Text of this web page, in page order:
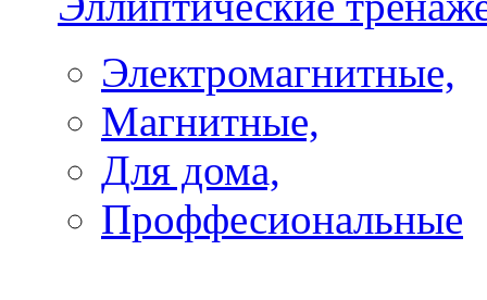
Электромагнитные,
Магнитные,
Для дома,
Проффесиональные